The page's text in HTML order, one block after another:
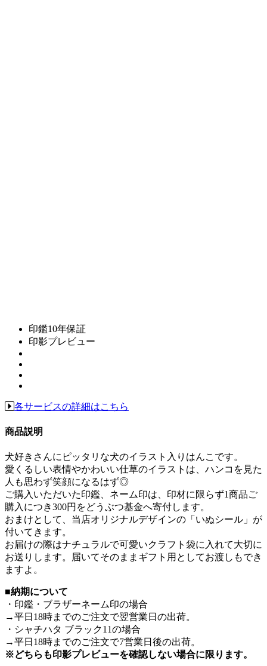
印鑑10年保証
印影プレビュー
各サービスの詳細はこちら
商品説明
犬好きさんにピッタリな犬のイラスト入りはんこです。
愛くるしい表情やかわいい仕草のイラストは、ハンコを見た
人も思わず笑顔になるはず◎
ご購入いただいた印鑑、ネーム印は、印材に限らず1商品ご
購入につき300円をどうぶつ基金へ寄付します。
おまけとして、当店オリジナルデザインの「いぬシール」が
付いてきます。
お届けの際はナチュラルで可愛いクラフト袋に入れて大切に
お送りします。届いてそのままギフト用としてお渡しもでき
ますよ。
■納期について
・印鑑・ブラザーネーム印の場合
→平日18時までのご注文で翌営業日の出荷。
・シャチハタ ブラック11の場合
→平日18時までのご注文で7営業日後の出荷。
※どちらも印影プレビューを確認しない場合に限ります。